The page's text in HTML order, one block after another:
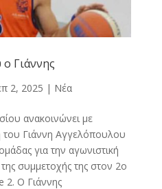
Γιάννης
2, 2025 | Νέα
ανακοινώνει με
του Γιάννη Αγγελόπουλου
για την αγωνιστική
συμμετοχής της στον 2ο
2. Ο Γιάννης